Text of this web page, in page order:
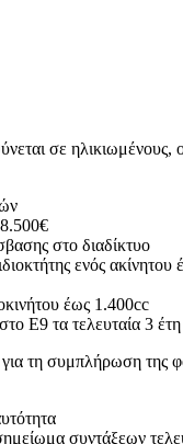
σε ηλικιωμένους,
στο διαδίκτυο
ενός
έως 1.400cc
Ε9 τα τελευταία 3 έτη
τη συμπλήρωση της
συντάξεων